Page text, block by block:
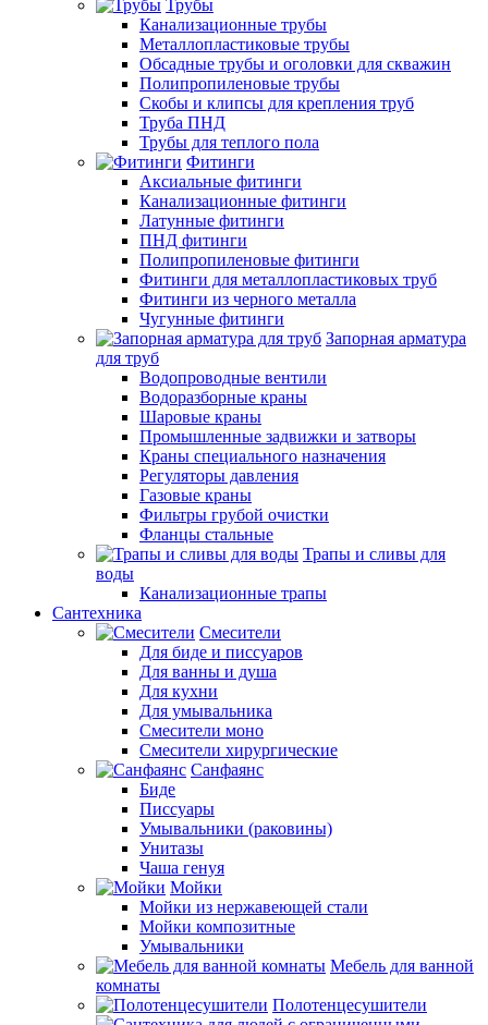
Трубы
Канализационные трубы
Металлопластиковые трубы
Обсадные трубы и оголовки для скважин
Полипропиленовые трубы
Скобы и клипсы для крепления труб
Труба ПНД
Трубы для теплого пола
Фитинги
Аксиальные фитинги
Канализационные фитинги
Латунные фитинги
ПНД фитинги
Полипропиленовые фитинги
Фитинги для металлопластиковых труб
Фитинги из черного металла
Чугунные фитинги
Запорная арматура
для труб
Водопроводные вентили
Водоразборные краны
Шаровые краны
Промышленные задвижки и затворы
Краны специального назначения
Регуляторы давления
Газовые краны
Фильтры грубой очистки
Фланцы стальные
Трапы и сливы для
воды
Канализационные трапы
Сантехника
Смесители
Для биде и писсуаров
Для ванны и душа
Для кухни
Для умывальника
Смесители моно
Смесители хирургические
Санфаянс
Биде
Писсуары
Умывальники (раковины)
Унитазы
Чаша генуя
Мойки
Мойки из нержавеющей стали
Мойки композитные
Умывальники
Мебель для ванной
комнаты
Полотенцесушители